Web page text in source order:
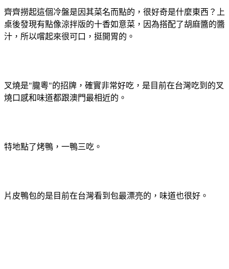
齊齊撈起這個冷盤是因其菜名而點的，很好奇是什麼東西？上
桌後發現有點像涼拌版的十香如意菜，因為搭配了胡麻醬的醬
汁，所以嚐起來很可口，挺開胃的。
叉燒是"朧粵"的招牌，確實非常好吃，是目前在台灣吃到的叉
燒口感和味道都跟澳門最相近的。
特地點了烤鴨，一鴨三吃。
片皮鴨包的是目前在台灣看到包最漂亮的，味道也很好。